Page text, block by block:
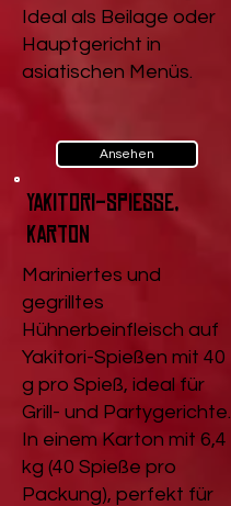
Ideal als Beilage oder
Hauptgericht in
asiatischen Menüs.
Ansehen
Yakitori-Spieße,
Karton
Mariniertes und
gegrilltes
Hühnerbeinfleisch auf
Yakitori-Spießen mit 40
g pro Spieß, ideal für
Grill- und Partygerichte.
In einem Karton mit 6,4
kg (40 Spieße pro
Packung), perfekt für